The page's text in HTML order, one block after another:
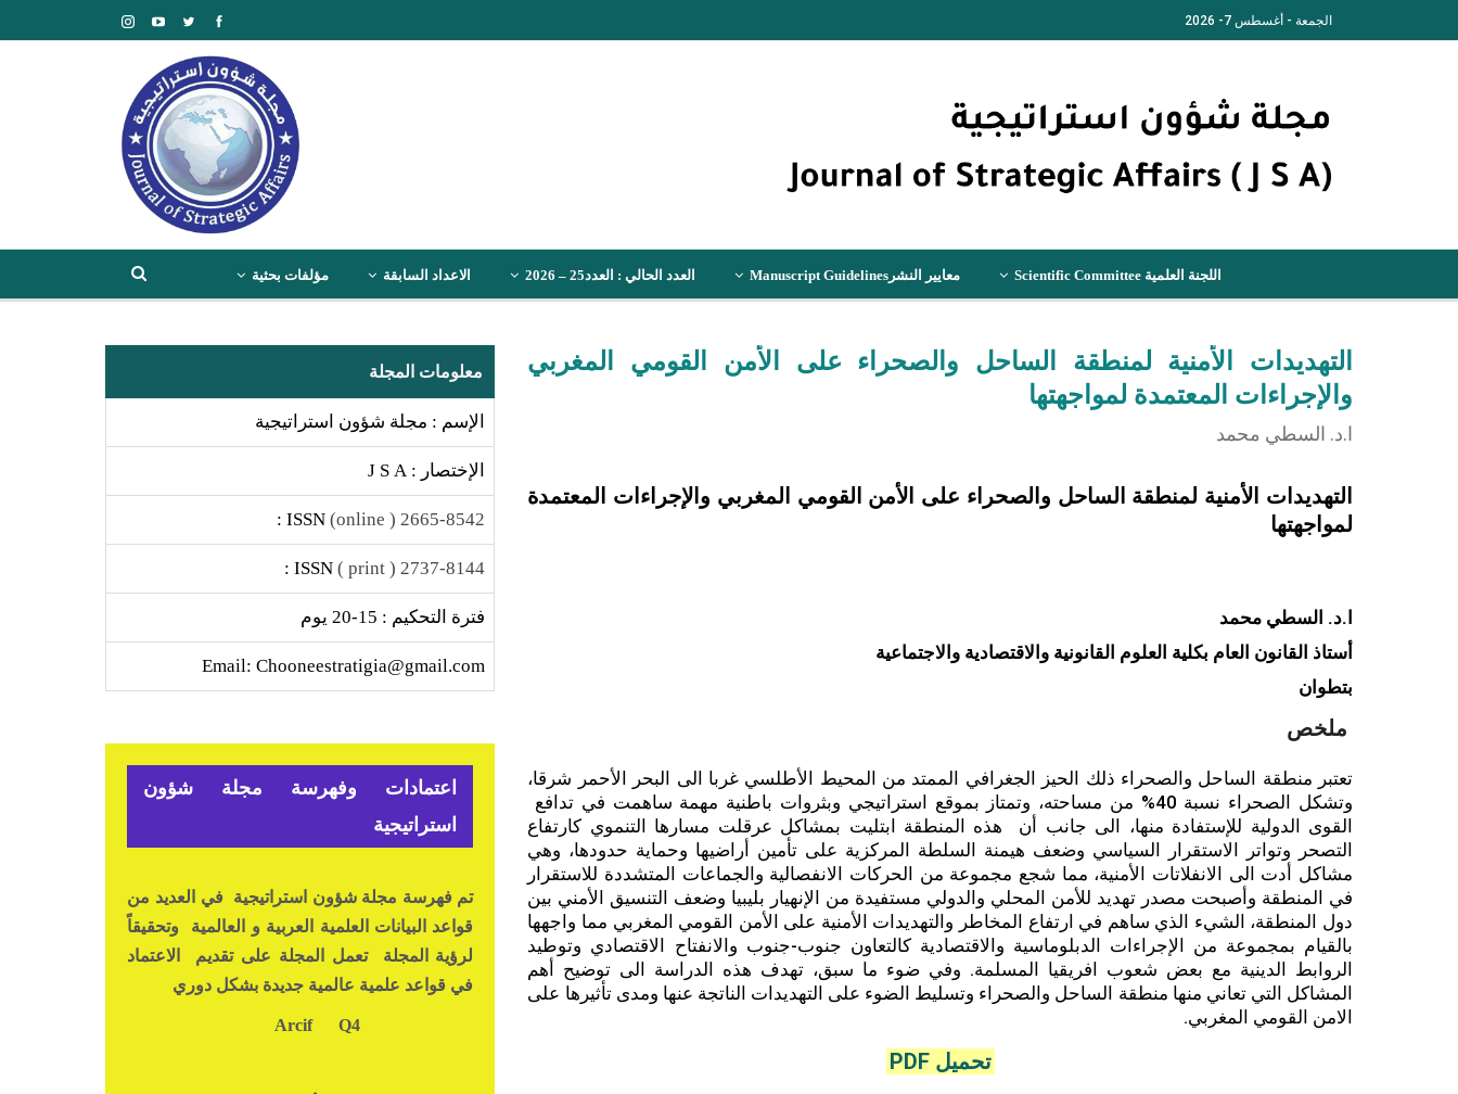
الجمعة - أغسطس 7- 2026
اللجنة العلمية Scientific Committee معايير النشرManuscript Guidelines العدد الحالي : العدد25 – 2026 الاعداد السابقة مؤلفات بحثية
التهديدات الأمنية لمنطقة الساحل والصحراء على الأمن القومي المغربي
والإجراءات المعتمدة لمواجهتها
ا.د. السطي محمد
التهديدات الأمنية لمنطقة الساحل والصحراء على الأمن القومي المغربي والإجراءات المعتمدة
لمواجهتها
ا.د. السطي محمد
أستاذ القانون العام بكلية العلوم القانونية والاقتصادية والاجتماعية
بتطوان
ملخص
تعتبر منطقة الساحل والصحراء ذلك الحيز الجغرافي الممتد من المحيط الأطلسي غربا الى البحر الأحمر شرقا،
وتشكل الصحراء نسبة 40% من مساحته، وتمتاز بموقع استراتيجي وبثروات باطنية مهمة ساهمت في تدافع
القوى الدولية للإستفادة منها، الى جانب أن هذه المنطقة ابتليت بمشاكل عرقلت مسارها التنموي كارتفاع
التصحر وتواتر الاستقرار السياسي وضعف هيمنة السلطة المركزية على تأمين أراضيها وحماية حدودها، وهي
مشاكل أدت الى الانفلاتات الأمنية، مما شجع مجموعة من الحركات الانفصالية والجماعات المتشددة للاستقرار
في المنطقة وأصبحت مصدر تهديد للأمن المحلي والدولي مستفيدة من الإنهيار بليبيا وضعف التنسيق الأمني بين
دول المنطقة، الشيء الذي ساهم في ارتفاع المخاطر والتهديدات الأمنية على الأمن القومي المغربي مما واجهها
بالقيام بمجموعة من الإجراءات الدبلوماسية والاقتصادية كالتعاون جنوب-جنوب والانفتاح الاقتصادي وتوطيد
الروابط الدينية مع بعض شعوب افريقيا المسلمة. وفي ضوء ما سبق، تهدف هذه الدراسة الى توضيح أهم
المشاكل التي تعاني منها منطقة الساحل والصحراء وتسليط الضوء على التهديدات الناتجة عنها ومدى تأثيرها على
الامن القومي المغربي.
تحميل PDF
معلومات المجلة
الإسم : مجلة شؤون استراتيجية
الإختصار : J S A
2665-8542 ( online)
ISSN :
2737-8144 ( print )
ISSN :
فترة التحكيم : 15-20 يوم
Email: Chooneestratigia@gmail.com
اعتمادات وفهرسة مجلة شؤون
استراتيجية
تم فهرسة مجلة شؤون استراتيجية في العديد من
قواعد البيانات العلمية العربية و العالمية وتحقيقاً
لرؤية المجلة تعمل المجلة على تقديم الاعتماد
في قواعد علمية عالمية جديدة بشكل دوري
Q4